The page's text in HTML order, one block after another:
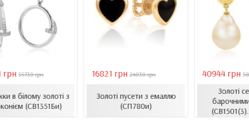
грн 55730 грн
в білому золоті з
(СВ1351Би)
16821 грн 24030 грн
Золоті пусети з емаллю
(СП780и)
40944 грн
Золоті